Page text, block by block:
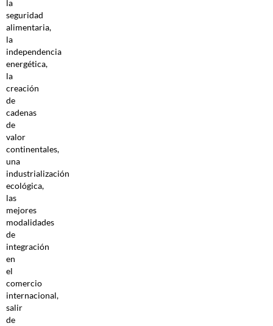
la
seguridad
alimentaria,
la
independencia
energética,
la
creación
de
cadenas
de
valor
continentales,
una
industrialización
ecológica,
las
mejores
modalidades
de
integración
en
el
comercio
internacional,
salir
de